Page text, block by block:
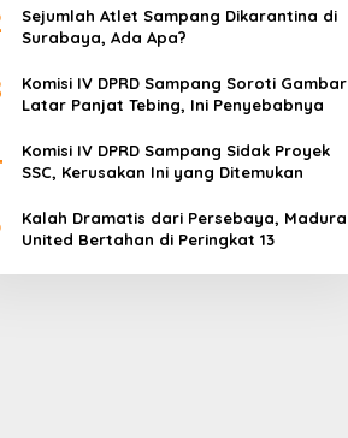
Sejumlah Atlet Sampang Dikarantina di
Surabaya, Ada Apa?
Komisi IV DPRD Sampang Soroti Gambar
Latar Panjat Tebing, Ini Penyebabnya
Komisi IV DPRD Sampang Sidak Proyek
SSC, Kerusakan Ini yang Ditemukan
Kalah Dramatis dari Persebaya, Madura
United Bertahan di Peringkat 13